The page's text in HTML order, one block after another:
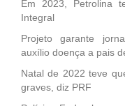
Em 2023, Petrolina
Integral
Projeto garante
auxílio doença a pais
Natal de 2022 teve
graves, diz PRF